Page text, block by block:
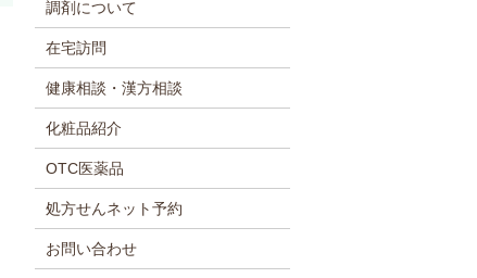
調剤について
在宅訪問
健康相談・漢方相談
化粧品紹介
OTC医薬品
処方せんネット予約
お問い合わせ